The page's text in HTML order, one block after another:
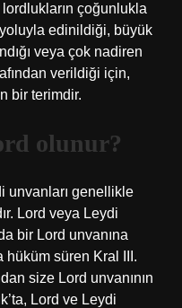
çoğunlukla
edinildiği, büyük
veya çok nadiren
verildiği için,
bir terimdir.
olunur?
unvanları genellikle
Lord veya Leydi
bir Lord unvanına
hüküm süren Kral III.
size Lord unvanının
Lord ve Leydi